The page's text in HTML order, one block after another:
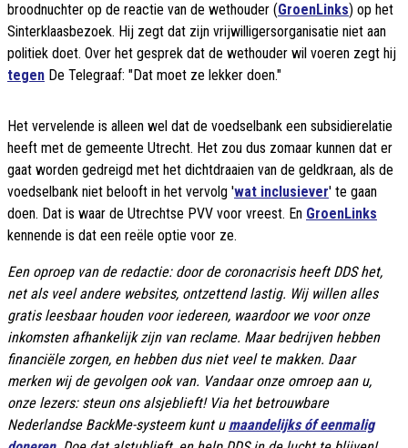
broodnuchter op de reactie van de wethouder (GroenLinks) op het
Sinterklaasbezoek. Hij zegt dat zijn vrijwilligersorganisatie niet aan
politiek doet. Over het gesprek dat de wethouder wil voeren zegt hij
tegen De Telegraaf: "Dat moet ze lekker doen."
Het vervelende is alleen wel dat de voedselbank een subsidierelatie
heeft met de gemeente Utrecht. Het zou dus zomaar kunnen dat er
gaat worden gedreigd met het dichtdraaien van de geldkraan, als de
voedselbank niet belooft in het vervolg 'wat inclusiever' te gaan
doen. Dat is waar de Utrechtse PVV voor vreest. En GroenLinks
kennende is dat een reële optie voor ze.
Een oproep van de redactie: door de coronacrisis heeft DDS het,
net als veel andere websites, ontzettend lastig. Wij willen alles
gratis leesbaar houden voor iedereen, waardoor we voor onze
inkomsten afhankelijk zijn van reclame. Maar bedrijven hebben
financiële zorgen, en hebben dus niet veel te makken. Daar
merken wij de gevolgen ook van. Vandaar onze omroep aan u,
onze lezers: steun ons alsjeblieft! Via het betrouwbare
Nederlandse BackMe-systeem kunt u maandelijks óf eenmalig